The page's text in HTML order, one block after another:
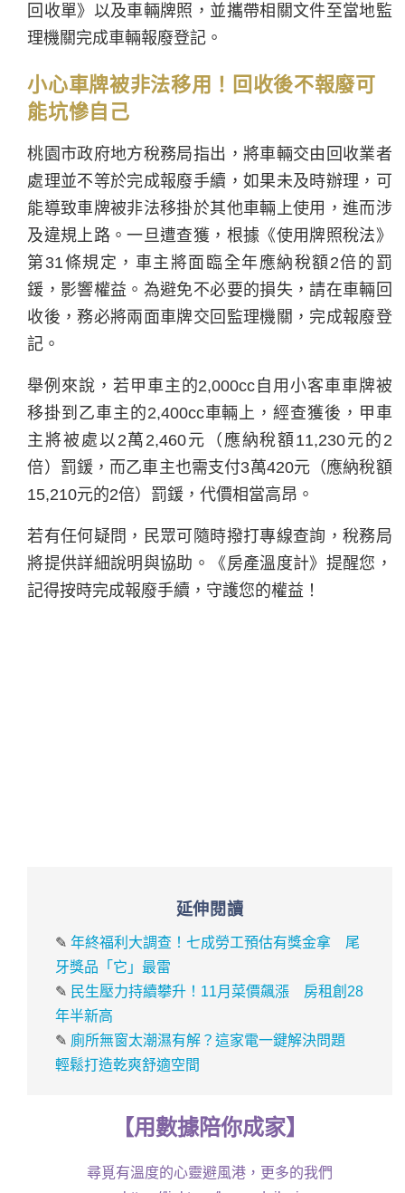
回收單》以及車輛牌照，並攜帶相關文件至當地監
理機關完成車輛報廢登記。
小心車牌被非法移用！回收後不報廢可
能坑慘自己
桃園市政府地方稅務局指出，將車輛交由回收業者
處理並不等於完成報廢手續，如果未及時辦理，可
能導致車牌被非法移掛於其他車輛上使用，進而涉
及違規上路。一旦遭查獲，根據《使用牌照稅法》
第31條規定，車主將面臨全年應納稅額2倍的罰
鍰，影響權益。為避免不必要的損失，請在車輛回
收後，務必將兩面車牌交回監理機關，完成報廢登
記。
舉例來說，若甲車主的2,000cc自用小客車車牌被
移掛到乙車主的2,400cc車輛上，經查獲後，甲車
主將被處以2萬2,460元（應納稅額11,230元的2
倍）罰鍰，而乙車主也需支付3萬420元（應納稅額
15,210元的2倍）罰鍰，代價相當高昂。
若有任何疑問，民眾可隨時撥打專線查詢，稅務局
將提供詳細說明與協助。《房產溫度計》提醒您，
記得按時完成報廢手續，守護您的權益！
延伸閱讀
✎年終福利大調查！七成勞工預估有獎金拿 尾
牙獎品「它」最雷
✎ 民生壓力持續攀升！11月菜價飆漲 房租創28
年半新高
✎ 廁所無窗太潮濕有解？這家電一鍵解決問題
輕鬆打造乾爽舒適空間
【用數據陪你成家】
尋覓有溫度的心靈避風港，更多的我們